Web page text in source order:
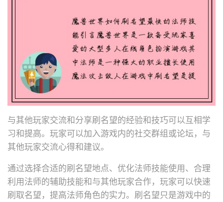
与其他玩家交流和分享刷名望的经验和技巧可以互相学
习和提高。玩家可以加入游戏内的社交群组或论坛，与
其他玩家交流心得和建议。
通过选择合适的刷名望地点、优化法师技能使用、合理
利用法师的辅助技能和与其他玩家合作，玩家可以快速
刷取名望，提高法师角色的实力。刷名望只是游戏中的